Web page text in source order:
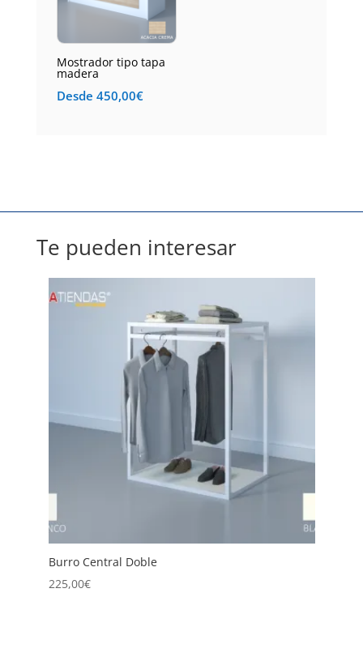
Mostrador tipo tapa
madera
Desde 450,00€
Te pueden interesar
Burro Central Doble
225,00€